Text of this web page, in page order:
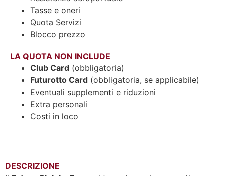
Tasse e oneri
Quota Servizi
Blocco prezzo
LA QUOTA NON INCLUDE
Club Card (obbligatoria)
Futurotto Card (obbligatoria, se applicabile)
Eventuali supplementi e riduzioni
Extra personali
Costi in loco
DESCRIZIONE